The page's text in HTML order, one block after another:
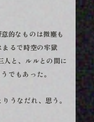
的なものは微塵も
るで時空の牢獄
人と、ルルとの間に
でもあった。
うなだれ、思う。